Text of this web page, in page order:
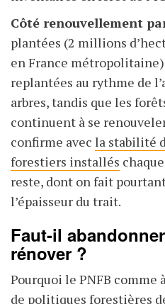
Côté renouvellement
plantées (2 millions
en France
replantées au rythme de
arbres, tandis que les
continuent à se
confirme avec la stabilité
forestiers installés
reste, dont on fait
l’épaisseur du trait.
Faut-il
rénover ?
Pourquoi le PNFB comme
de politiques forestières